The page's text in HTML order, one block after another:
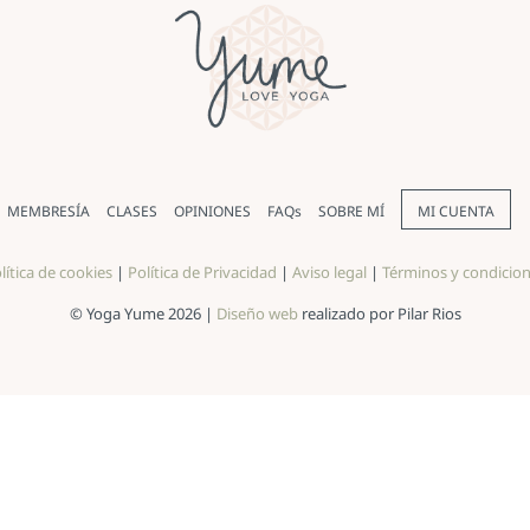
MEMBRESÍA CLASES OPINIONES FAQs SOBRE MÍ MI CUENTA
de cookies | Política de Privacidad | Aviso legal | Términos y
© Yoga Yume 2026 | Diseño webrealizado por Pilar Rios